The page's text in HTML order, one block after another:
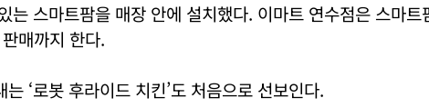
는 스마트팜을 매장 안에 설치했다. 이마트 연수점은 스마트
매까지 한다.
‘로봇 후라이드 치킨’도 처음으로 선보인다.